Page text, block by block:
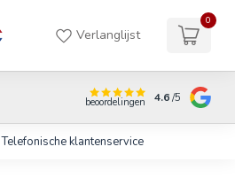
Verlanglijst
0
beoordelingen 4.6/5
Telefonische klantenservice